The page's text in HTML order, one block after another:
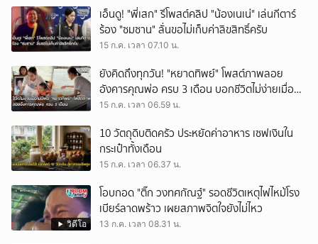
เอ็นดู! "พี่เสก" รีโพสต์คลิป "น้องเนเน่" เล่นกีตาร์
ร้อง "ซมซาน" ลั่นขอไม่เก็บค่าลิขสิทธิ์ครับ
15 ก.ค. เวลา 07.10 น.
ยังคิดถึงทุกวัน! "หยาดทิพย์" โพสต์ภาพลอย
อังคารคุณพ่อ ครบ 3 เดือน บอกชีวิตไม่ง่ายเมื่อ
ไม่มีพ่อ
15 ก.ค. เวลา 06.59 น.
10 วัตถุดิบติดครัว ประหยัดค่าอาหาร เซฟเงินใน
กระเป๋าทั้งเดือน
15 ก.ค. เวลา 06.37 น.
วิดีโอ
โอบกอด "ติ๊ก วงทศกัณฐ์" รอดชีวิตเหตุไฟไหม้โรง
เบียร์ลาดพร้าว เผยสภาพจิตใจยังไม่ไหว
13 ก.ค. เวลา 08.31 น.